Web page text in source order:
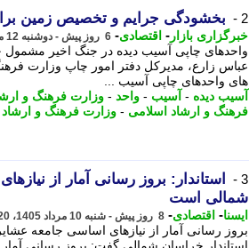
2 - بخشودگی جرایم و تخصیص زمین
خبرگزاری بازار - اقتصادی- 6 روز پیش - دوشنبه 12 مرداد 1405، 14:32
واحدهای چاپی آسیب دیده در جنگ اخیر مشمول
عباس زارع، مدیرکل دفتر امور چاپ وزارت
های واحدهای چاپی آسیب ...
آسیب دیده - آسیب - واحد - وزارت فرهنگ و
فرهنگ و ارشاد اسلامی - وزارت فرهنگ و ارشاد
3 -
استاندار: بروز رسانی آمار از
شمالی است
ایسنا- اقتصادی- 8 روز پیش - شنبه 10 مرداد 1405، 13:20
بروز رسانی آمار از نیازهای اساسی جامعه